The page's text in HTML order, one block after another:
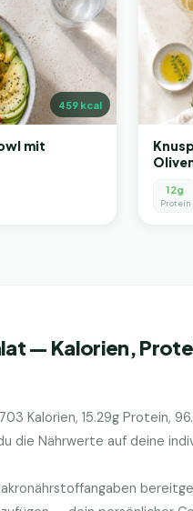
459kcal
mit
12g
Protein
— Kalorien,
703 Kalorien, 15.29g Protein,
die Nährwerte auf deine